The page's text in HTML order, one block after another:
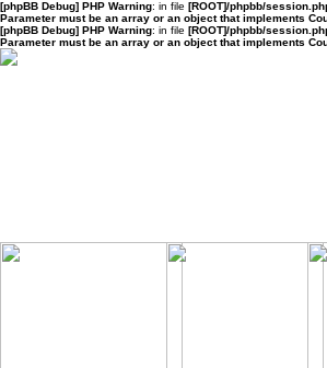
[phpBB Debug] PHP Warning: in file [ROOT]/phpbb/
Parameter must be an array or an object that implements
[phpBB Debug] PHP Warning: in file [ROOT]/phpbb/
Parameter must be an array or an object that implements